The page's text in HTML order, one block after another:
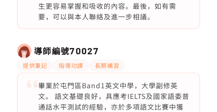
生更容易掌握和吸收的內容。最後，如有需
要，可以與本人聯絡及進一步相議。
導師編號70027
提供筆記 指導功課 長期補習
畢業於屯門區Band1英文中學，大學副修英
文。 語文基礎良好，具應考IELTS及國家語委普
通話水平測試的經驗，亦於多項語文比賽中獲